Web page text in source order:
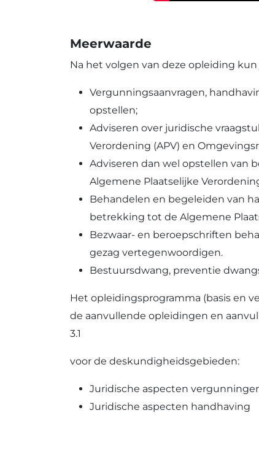
Meerwaarde
Na het volgen van deze opleiding kun
Vergunningsaanvragen,
opstellen;
Adviseren over juridische
Verordening (APV) en
Adviseren dan wel opstellen van
Algemene Plaatselijke
Behandelen en begeleiden van
betrekking tot de Algemene
Bezwaar- en beroepschriften
gezag vertegenwoordigen.
Bestuursdwang, preventie
Het opleidingsprogramma (basis en
de aanvullende opleidingen en
3.1
voor de deskundigheidsgebieden:
Juridische aspecten
Juridische aspecten handhaving